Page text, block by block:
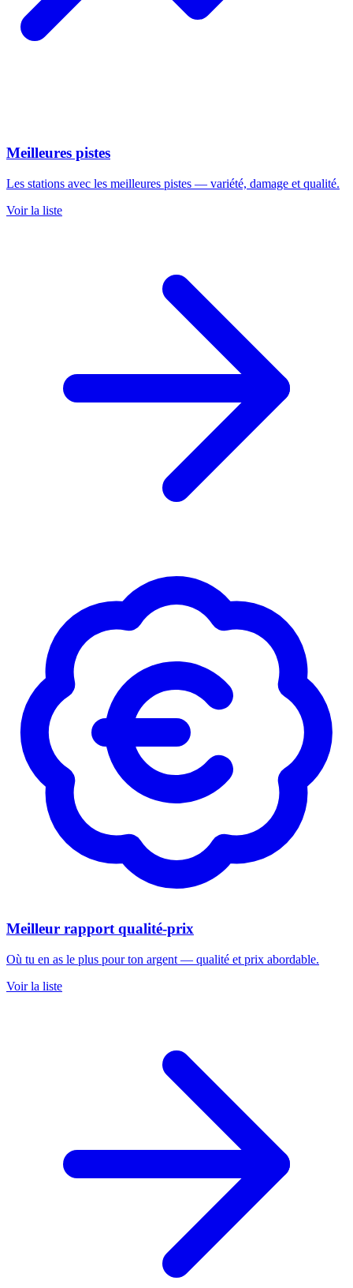
Meilleures pistes
Les stations avec les meilleures pistes — variété, damage et qualité.
Voir la liste
Meilleur rapport qualité-prix
Où tu en as le plus pour ton argent — qualité et prix abordable.
Voir la liste